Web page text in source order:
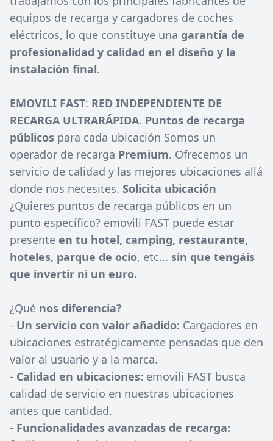
equipos de recarga y cargadores de coches
eléctricos, lo que constituye una garantía de
profesionalidad y calidad en el diseño y la
instalación final.
EMOVILI FAST: RED INDEPENDIENTE DE
RECARGA ULTRARÁPIDA. Puntos de recarga
públicos para cada ubicación Somos un
operador de recarga Premium. Ofrecemos un
servicio de calidad y las mejores ubicaciones allá
donde nos necesites. Solicita ubicación
¿Quieres puntos de recarga públicos en un
punto específico? emovili FAST puede estar
presente en tu hotel, camping, restaurante,
hoteles, parque de ocio, etc... sin que tengáis
que invertir ni un euro.
¿Qué nos diferencia?
- Un servicio con valor añadido: Cargadores en
ubicaciones estratégicamente pensadas que den
valor al usuario y a la marca.
- Calidad en ubicaciones: emovili FAST busca
calidad de servicio en nuestras ubicaciones
antes que cantidad.
- Funcionalidades avanzadas de recarga: